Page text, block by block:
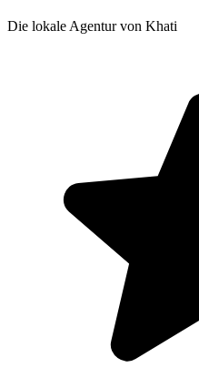
Die lokale Agentur von Khati